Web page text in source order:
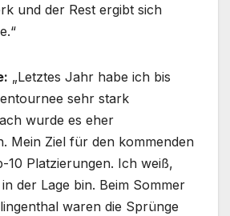
und der Rest ergibt sich
„Letztes Jahr habe ich bis
sehr stark
wurde es eher
Mein Ziel für den kommenden
10 Platzierungen. Ich weiß,
der Lage bin. Beim Sommer
waren die Sprünge